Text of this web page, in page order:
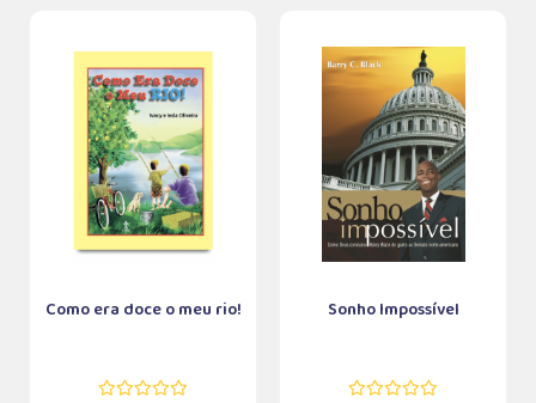
Como era doce o meu rio! Sonho Impossível